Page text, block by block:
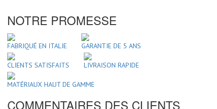
NOTRE PROMESSE
FABRIQUÉ EN ITALIE GARANTIE DE 5 ANS
CLIENTS SATISFAITS LIVRAISON RAPIDE
MATÉRIAUX HAUT DE GAMME
COMMENTAIRES DES CLIENTS